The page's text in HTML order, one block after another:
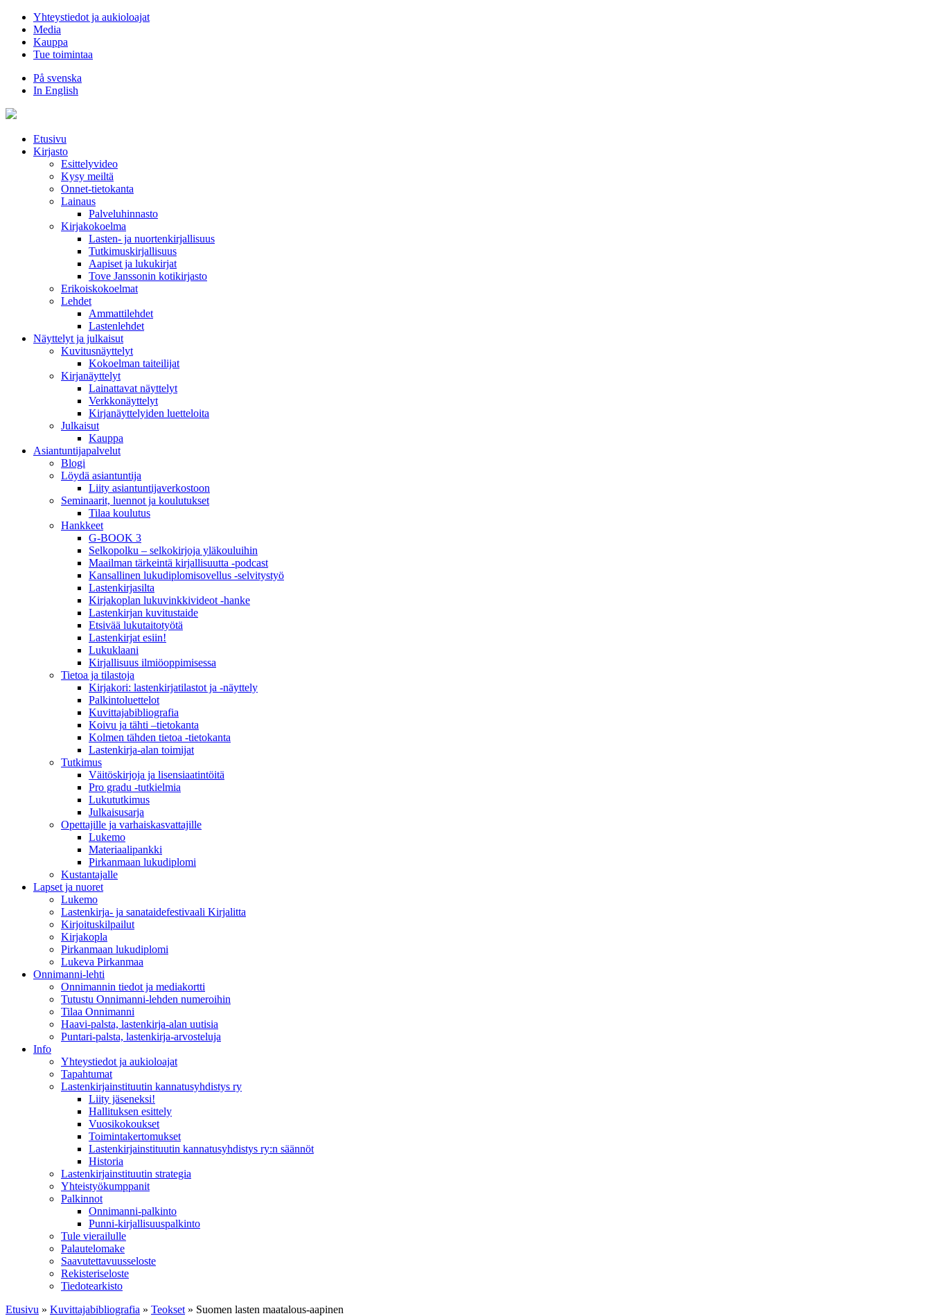
Hyppää
sisältöön
Yhteystiedot ja aukioloajat
Media
Kauppa
Tue toimintaa
På svenska
In English
Etusivu
Kirjasto
Esittelyvideo
Kysy meiltä
Onnet-tietokanta
Lainaus
Palveluhinnasto
Kirjakokoelma
Lasten- ja nuortenkirjallisuus
Tutkimuskirjallisuus
Aapiset ja lukukirjat
Tove Janssonin kotikirjasto
Erikoiskokoelmat
Lehdet
Ammattilehdet
Lastenlehdet
Näyttelyt ja julkaisut
Kuvitusnäyttelyt
Kokoelman taiteilijat
Kirjanäyttelyt
Lainattavat näyttelyt
Verkkonäyttelyt
Kirjanäyttelyiden luetteloita
Julkaisut
Kauppa
Asiantuntija­palvelut
Blogi
Löydä asiantuntija
Liity asiantuntijaverkostoon
Seminaarit, luennot ja koulutukset
Tilaa koulutus
Hankkeet
G-BOOK 3
Selkopolku – selkokirjoja yläkouluihin
Maailman tärkeintä kirjallisuutta -podcast
Kansallinen lukudiplomisovellus -selvitystyö
Lastenkirjasilta
Kirjakoplan lukuvinkkivideot -hanke
Lastenkirjan kuvitustaide
Etsivää lukutaitotyötä
Lastenkirjat esiin!
Lukuklaani
Kirjallisuus ilmiöoppimisessa
Tietoa ja tilastoja
Kirjakori: lastenkirjatilastot ja -näyttely
Palkintoluettelot
Kuvittaja­bibliografia
Koivu ja tähti –tietokanta
Kolmen tähden tietoa -tietokanta
Lastenkirja-alan toimijat
Tutkimus
Väitöskirjoja ja lisensiaatintöitä
Pro gradu -tutkielmia
Lukututkimus
Julkaisusarja
Opettajille ja varhaiskasvattajille
Lukemo
Materiaalipankki
Pirkanmaan lukudiplomi
Kustantajalle
Lapset ja nuoret
Lukemo
Lastenkirja- ja sanataidefestivaali Kirjalitta
Kirjoituskilpailut
Kirjakopla
Pirkanmaan lukudiplomi
Lukeva Pirkanmaa
Onnimanni-lehti
Onnimannin tiedot ja mediakortti
Tutustu Onnimanni-lehden numeroihin
Tilaa Onnimanni
Haavi-palsta, lastenkirja-alan uutisia
Puntari-palsta, lastenkirja-arvosteluja
Info
Yhteystiedot ja aukioloajat
Tapahtumat
Lastenkirjainstituutin kannatusyhdistys ry
Liity jäseneksi!
Hallituksen esittely
Vuosikokoukset
Toimintakertomukset
Lastenkirjainstituutin kannatusyhdistys ry:n säännöt
Historia
Lastenkirjainstituutin strategia
Yhteistyökumppanit
Palkinnot
Onnimanni-palkinto
Punni-kirjallisuuspalkinto
Tule vierailulle
Palautelomake
Saavutettavuusseloste
Rekisteriseloste
Tiedotearkisto
Etusivu » Kuvittaja­bibliografia » Teokset » Suomen lasten maatalous-aapinen